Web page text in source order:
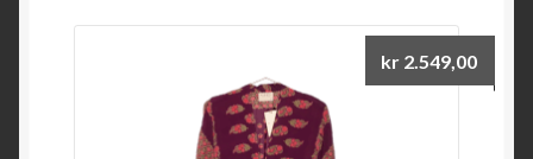
kr 2.549,00